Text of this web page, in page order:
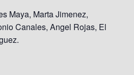
Maya, Marta Jimenez,
Canales, Angel Rojas, El